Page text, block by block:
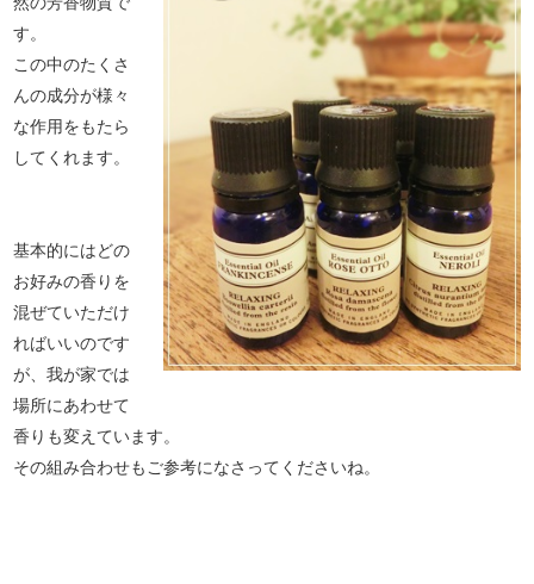
す。
この中のたくさ
んの成分が様々
な作用をもたら
してくれます。
基本的にはどの
お好みの香りを
混ぜていただけ
ればいいのです
が、我が家では
場所にあわせて
香りも変えています。
その組み合わせもご参考になさってくださいね。